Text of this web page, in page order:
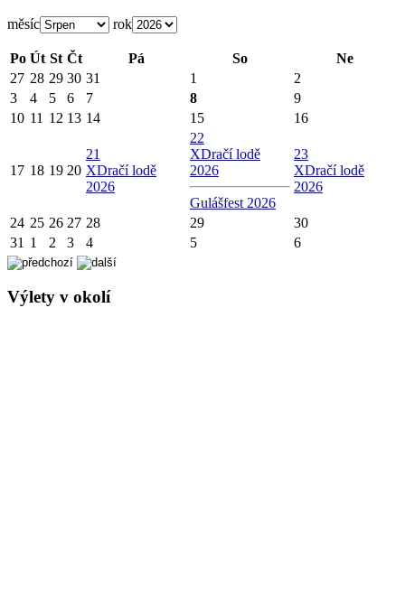
měsíc rok
Po Út St Čt Pá So
Ne
27 28 29 30 31 1
2
3
4 5 6 7 8
9
10 11 12 13 14 15 16
17 18 19 20
21
XDračí lodě
2026
22
XDračí lodě
2026
Gulášfest 2026
23
XDračí lodě
2026
24 25 26 27 28 29
30
31 1 2 3 4 5 6
Výlety v okolí